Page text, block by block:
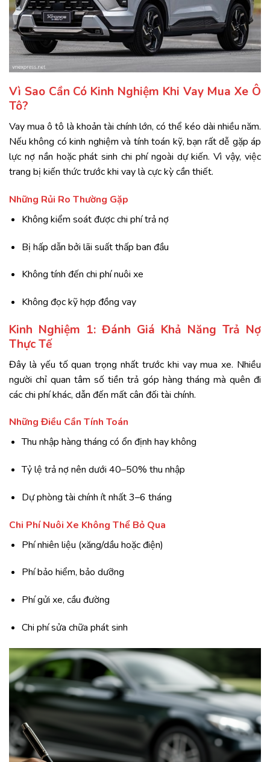
Vì Sao Cần Có Kinh Nghiệm Khi Vay Mua Xe Ô
Tô?
Vay mua ô tô là khoản tài chính lớn, có thể kéo dài nhiều năm.
Nếu không có kinh nghiệm và tính toán kỹ, bạn rất dễ gặp áp
lực nợ nần hoặc phát sinh chi phí ngoài dự kiến. Vì vậy, việc
trang bị kiến thức trước khi vay là cực kỳ cần thiết.
Những Rủi Ro Thường Gặp
Không kiểm soát được chi phí trả nợ
Bị hấp dẫn bởi lãi suất thấp ban đầu
Không tính đến chi phí nuôi xe
Không đọc kỹ hợp đồng vay
Kinh Nghiệm 1: Đánh Giá Khả Năng Trả Nợ
Thực Tế
Đây là yếu tố quan trọng nhất trước khi vay mua xe. Nhiều
người chỉ quan tâm số tiền trả góp hàng tháng mà quên đi
các chi phí khác, dẫn đến mất cân đối tài chính.
Những Điều Cần Tính Toán
Thu nhập hàng tháng có ổn định hay không
Tỷ lệ trả nợ nên dưới 40–50% thu nhập
Dự phòng tài chính ít nhất 3–6 tháng
Chi Phí Nuôi Xe Không Thể Bỏ Qua
Phí nhiên liệu (xăng/dầu hoặc điện)
Phí bảo hiểm, bảo dưỡng
Phí gửi xe, cầu đường
Chi phí sửa chữa phát sinh